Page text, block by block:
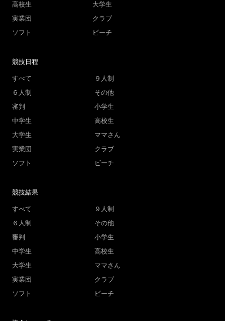
高校生
大学生
実業団
クラブ
ソフト
ビーチ
競技日程
すべて
９人制
６人制
その他
審判
小学生
中学生
高校生
大学生
ママさん
実業団
クラブ
ソフト
ビーチ
競技結果
すべて
９人制
６人制
その他
審判
小学生
中学生
高校生
大学生
ママさん
実業団
クラブ
ソフト
ビーチ